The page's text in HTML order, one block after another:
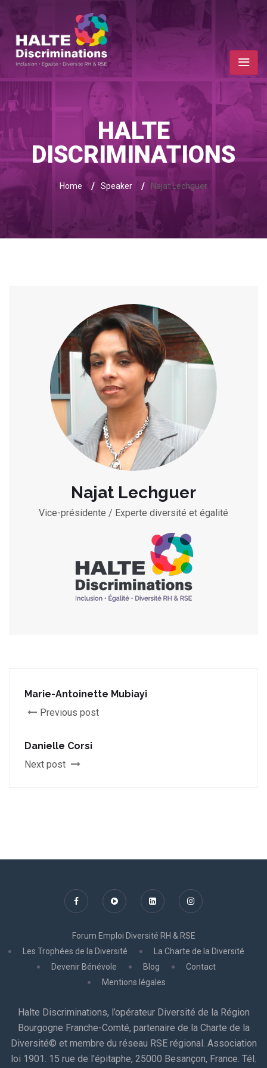
HALTE
DISCRIMINATIONS
Home / Speaker / Najat Lechguer
Najat Lechguer
Vice-présidente / Experte diversité et égalité
Marie-Antoinette Mubiayi
Previous post
Danielle Corsi
Next post
Forum Emploi Diversité RH & RSE
Les Trophées de la Diversité
La Charte de la Diversité
Devenir Bénévole
Blog
Contact
Mentions légales
Halte Discriminations, l’opérateur Diversité de la Région
Bourgogne Franche-Comté, partenaire de la Charte de la
Diversité© et membre du réseau RSE régional. Association
loi 1901. 15 rue de l'épitaphe, 25000 Besançon, France. Tél.